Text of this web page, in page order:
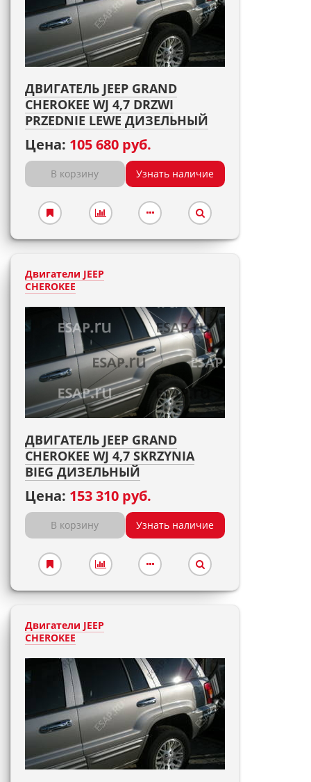
ДВИГАТЕЛЬ JEEP GRAND
CHEROKEE WJ 4,7 DRZWI
PRZEDNIE LEWE ДИЗЕЛЬНЫЙ
Цена: 105 680 руб.
В корзину Узнать наличие
Двигатели JEEP
CHEROKEE
ДВИГАТЕЛЬ JEEP GRAND
CHEROKEE WJ 4,7 SKRZYNIA
BIEG ДИЗЕЛЬНЫЙ
Цена: 153 310 руб.
В корзину Узнать наличие
Двигатели JEEP
CHEROKEE